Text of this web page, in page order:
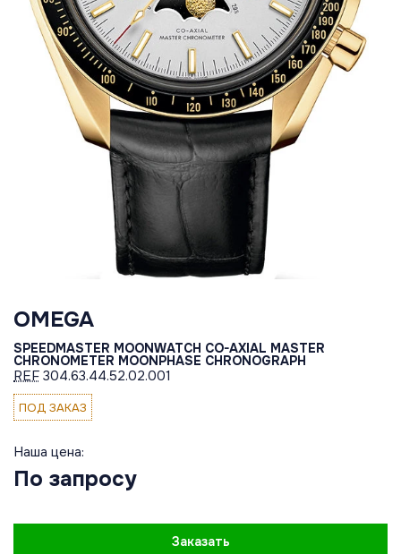
OMEGA
SPEEDMASTER MOONWATCH CO-AXIAL MASTER
CHRONOMETER MOONPHASE CHRONOGRAPH
REF 304.63.44.52.02.001
ПОД ЗАКАЗ
Наша цена:
По запросу
Заказать